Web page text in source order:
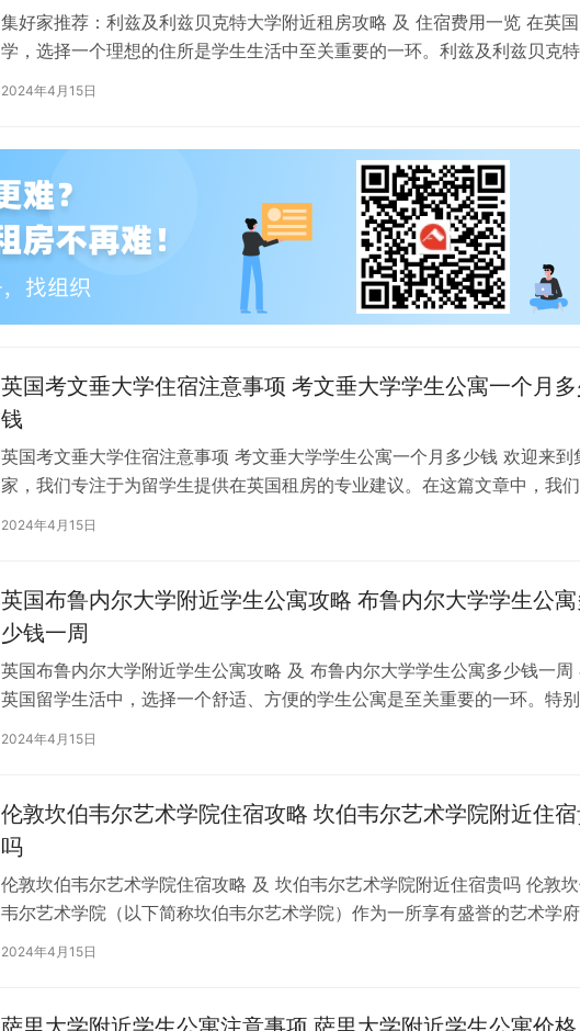
集好家推荐：利兹及利兹贝克特大学附近租房攻略 及 住宿费用一览 在英
学，选择一个理想的住所是学生生活中至关重要的一环。利兹及利兹贝克特
学（以下简称利兹贝大）作为英国一所卓越的…
2024年4月15日
英国考文垂大学住宿注意事项 考文垂大学学生公寓一个月
钱
英国考文垂大学住宿注意事项 考文垂大学学生公寓一个月多少钱 欢迎来到
家，我们专注于为留学生提供在英国租房的专业建议。在这篇文章中，我们
深入探讨英国考文垂大学住宿的注意事项，以…
2024年4月15日
英国布鲁内尔大学附近学生公寓攻略 布鲁内尔大学学生公寓
少钱一周
英国布鲁内尔大学附近学生公寓攻略 及 布鲁内尔大学学生公寓多少钱一周
英国留学生活中，选择一个舒适、方便的学生公寓是至关重要的一环。特别
2024年4月15日
伦敦坎伯韦尔艺术学院住宿攻略 坎伯韦尔艺术学院附近住
吗
伦敦坎伯韦尔艺术学院住宿攻略 及 坎伯韦尔艺术学院附近住宿贵吗 伦敦
韦尔艺术学院（以下简称坎伯韦尔艺术学院）作为一所享有盛誉的艺术学府
吸引了全球各地的学子前来学习。而对于即将…
2024年4月15日